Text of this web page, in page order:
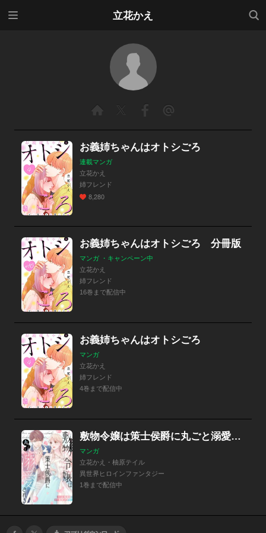
立花かえ
検索
お義姉ちゃんはオトシごろ
連載マンガ
立花かえ
姉フレンド
8,280
お義姉ちゃんはオトシごろ 分冊版
マンガ ・キャンペーン中
立花かえ
姉フレンド
16巻まで配信中
お義姉ちゃんはオトシごろ
マンガ
立花かえ
姉フレンド
4巻まで配信中
敷物令嬢は策士侯爵に丸ごと溺愛される
マンガ
立花かえ・柚原テイル
異世界ヒロインファンタジー
1巻まで配信中